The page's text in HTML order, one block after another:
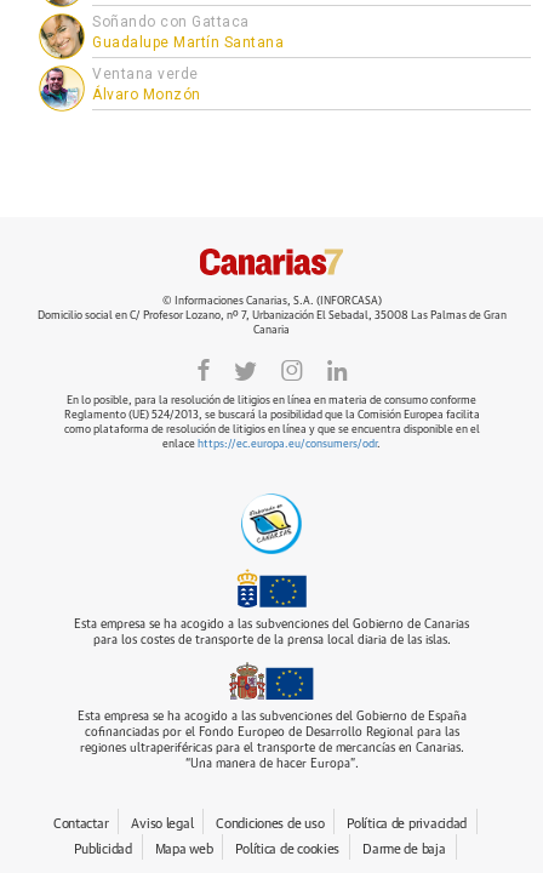
Soñando con Gattaca
Guadalupe Martín Santana
Ventana verde
Álvaro Monzón
© Informaciones Canarias, S.A. (INFORCASA)
Domicilio social en C/ Profesor Lozano, nº 7, Urbanización El Sebadal, 35008 Las Palmas de Gran
Canaria
En lo posible, para la resolución de litigios en línea en materia de consumo conforme
Reglamento (UE) 524/2013, se buscará la posibilidad que la Comisión Europea facilita
como plataforma de resolución de litigios en línea y que se encuentra disponible en el
enlace https://ec.europa.eu/consumers/odr.
Esta empresa se ha acogido a las subvenciones del Gobierno de Canarias
para los costes de transporte de la prensa local diaria de las islas.
Esta empresa se ha acogido a las subvenciones del Gobierno de España
cofinanciadas por el Fondo Europeo de Desarrollo Regional para las
regiones ultraperiféricas para el transporte de mercancías en Canarias.
“Una manera de hacer Europa”.
Contactar Aviso legal Condiciones de uso
Política de privacidad
Publicidad
Mapa web Política de cookies Darme de baja